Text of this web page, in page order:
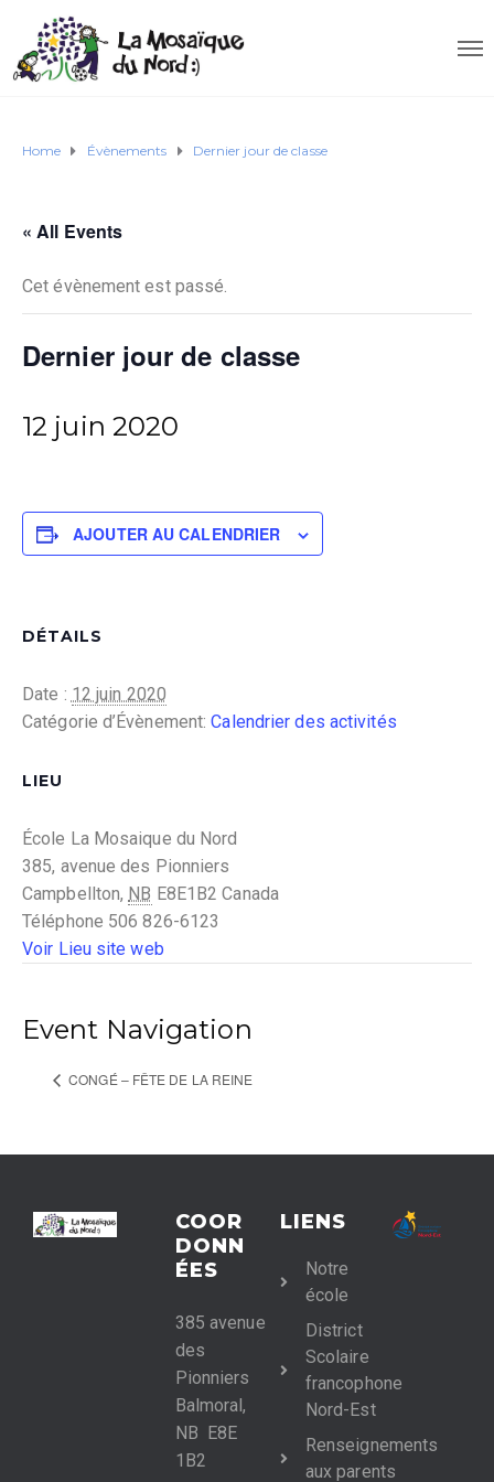
Home Évènements Dernier jour de classe
« All Events
Cet évènement est passé.
Dernier jour de classe
12 juin 2020
AJOUTER AU CALENDRIER
DÉTAILS
Date : 12 juin 2020
Catégorie d’Évènement: Calendrier des activités
LIEU
École La Mosaique du Nord
385, avenue des Pionniers
Campbellton, NB E8E1B2 Canada
Téléphone 506 826-6123
Voir Lieu site web
Event Navigation
CONGÉ – FÊTE DE LA REINE
COOR
DONN
ÉES
385 avenue
des
Pionniers
Balmoral,
NB E8E
1B2
LIENS
Notre
école
District
Scolaire
francophone
Nord-Est
Renseignements
aux parents